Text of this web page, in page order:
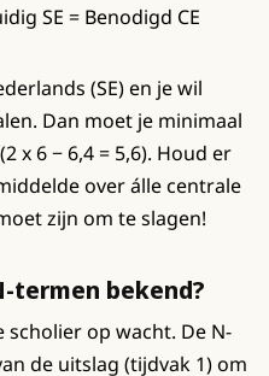
SE = Benodigd CE
(SE) en je wil
Dan moet je minimaal
x 6 − 6,4 = 5,6). Houd er
over álle centrale
zijn om te slagen!
termen bekend?
op wacht. De N-
de uitslag (tijdvak 1) om